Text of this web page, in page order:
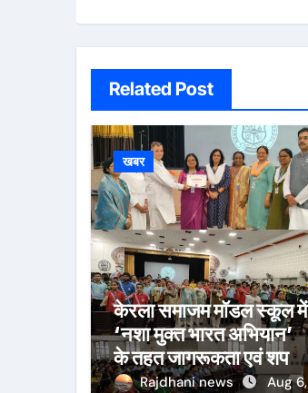
Related Post
खबर
केरला समाजम मॉडल स्कूल में
‘नशा मुक्त भारत अभियान’
के तहत जागरूकता एवं शपथ
कार्यक्रम आयोजित
Rajdhani news Aug 6,